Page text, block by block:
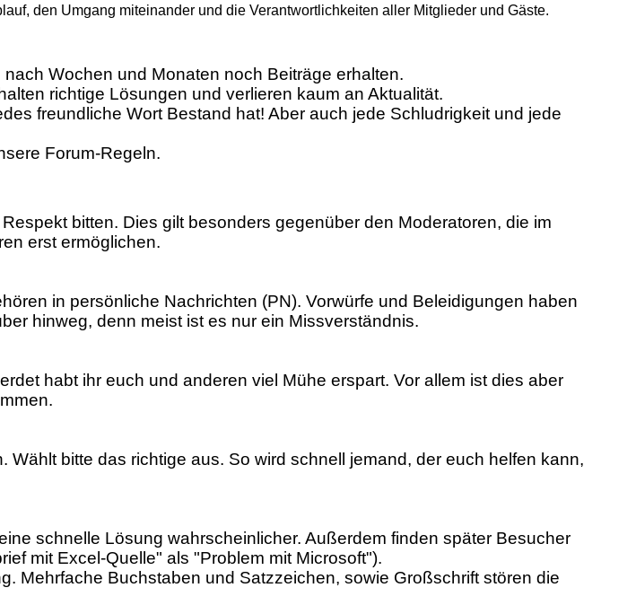
den Umgang miteinander und die Verantwortlichkeiten aller Mitglieder und Gäste.
Wochen und Monaten noch Beiträge erhalten.
richtige Lösungen und verlieren kaum an Aktualität.
freundliche Wort Bestand hat! Aber auch jede Schludrigkeit und jede
Forum-Regeln.
bitten. Dies gilt besonders gegenüber den Moderatoren, die im
erst ermöglichen.
in persönliche Nachrichten (PN). Vorwürfe und Beleidigungen haben
hinweg, denn meist ist es nur ein Missverständnis.
habt ihr euch und anderen viel Mühe erspart. Vor allem ist dies aber
bitte das richtige aus. So wird schnell jemand, der euch helfen kann,
schnelle Lösung wahrscheinlicher. Außerdem finden später Besucher
mit Excel-Quelle" als "Problem mit Microsoft").
Mehrfache Buchstaben und Satzzeichen, sowie Großschrift stören die